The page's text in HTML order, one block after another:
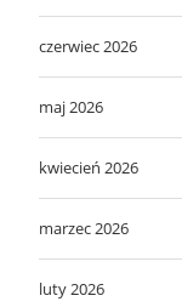
czerwiec 2026
maj 2026
kwiecień 2026
marzec 2026
luty 2026